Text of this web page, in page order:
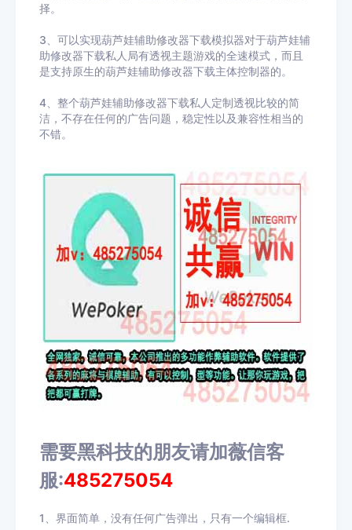
择。
3、可以实现葫芦娃辅助修改器下载模拟器对于葫芦娃辅
助修改器下载私人局有透视主题游戏的全速模式，而且
是支持原生的葫芦娃辅助修改器下载主体控制器的。
4、整个葫芦娃辅助修改器下载私人定制透视比较的简
洁，不存在任何的广告问题，稳定性以及兼容性相当的
不错。
需要黑科技的朋友请加薇信客
服:485275054
1、界面简单，没有任何广告弹出，只有一个编辑框.